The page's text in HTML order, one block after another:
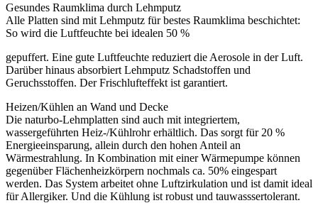
Gesundes Raumklima durch Lehmputz
Alle Platten sind mit Lehmputz für bestes Raumklima beschichtet:
So wird die Luftfeuchte bei idealen 50 %
gepuffert. Eine gute Luftfeuchte reduziert die Aerosole in der Luft.
Darüber hinaus absorbiert Lehmputz Schadstoffen und
Geruchsstoffen. Der Frischlufteffekt ist garantiert.
Heizen/Kühlen an Wand und Decke
Die naturbo-Lehmplatten sind auch mit integriertem,
wassergeführten Heiz-/Kühlrohr erhältlich. Das sorgt für 20 %
Energieeinsparung, allein durch den hohen Anteil an
Wärmestrahlung. In Kombination mit einer Wärmepumpe können
gegenüber Flächenheizkörpern nochmals ca. 50% eingespart
werden. Das System arbeitet ohne Luftzirkulation und ist damit ideal
für Allergiker. Und die Kühlung ist robust und tauwasssertolerant.